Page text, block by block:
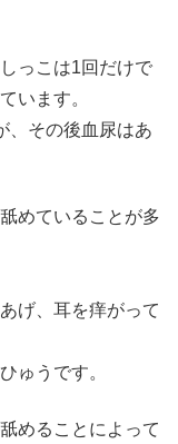
っこは1回だけで
います。
、その後血尿はあ
めていることが多
げ、耳を痒がって
ゅうです。
めることによって